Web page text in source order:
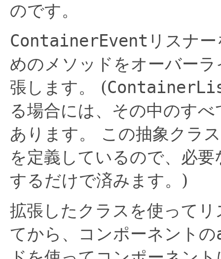
のです。
ContainerEvent リスナ
めのメソッドをオーバー
張します。
(
る場合には、その中のす
あります。
この抽象クラ
を定義しているので、必
するだけで済みます。)
拡張したクラスを使って
てから、コンポーネントの